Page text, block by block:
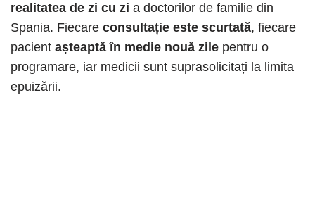
realitatea de zi cu zi a doctorilor de familie din
Spania. Fiecare consultație este scurtată, fiecare
pacient așteaptă în medie nouă zile pentru o
programare, iar medicii sunt suprasolicitați la limita
epuizării.